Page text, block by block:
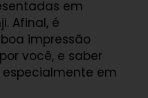
em
Afinal, é
impressão
você, e saber
em